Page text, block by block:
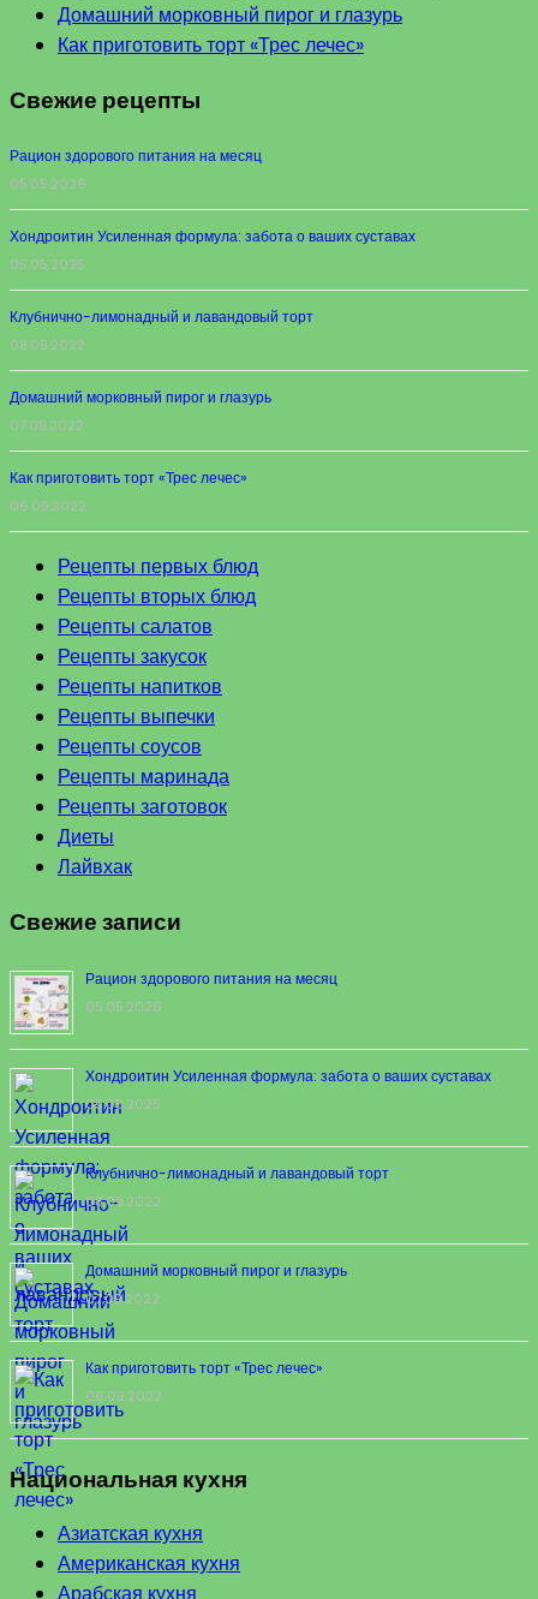
Домашний морковный пирог и глазурь
Как приготовить торт «Трес лечес»
Свежие рецепты
Рацион здорового питания на месяц
05.05.2026
Хондроитин Усиленная формула: забота о ваших суставах
05.05.2025
Клубнично-лимонадный и лавандовый торт
08.09.2022
Домашний морковный пирог и глазурь
07.09.2022
Как приготовить торт «Трес лечес»
06.09.2022
Рецепты первых блюд
Рецепты вторых блюд
Рецепты салатов
Рецепты закусок
Рецепты напитков
Рецепты выпечки
Рецепты соусов
Рецепты маринада
Рецепты заготовок
Диеты
Лайвхак
Свежие записи
Рацион здорового питания на месяц
05.05.2026
Хондроитин Усиленная формула: забота о ваших суставах
05.05.2025
Клубнично-лимонадный и лавандовый торт
08.09.2022
Домашний морковный пирог и глазурь
07.09.2022
Как приготовить торт «Трес лечес»
06.09.2022
Национальная кухня
Азиатская кухня
Американская кухня